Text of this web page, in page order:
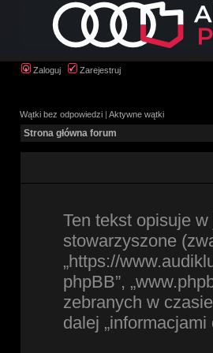
Zaloguj Zarejestruj
Wątki bez odpowiedzi | Aktywne wątki
Strona główna forum
Ten tekst opisuje
stowarzyszone
„https://
phpBB”,
zebranych w
dalej „informacjami